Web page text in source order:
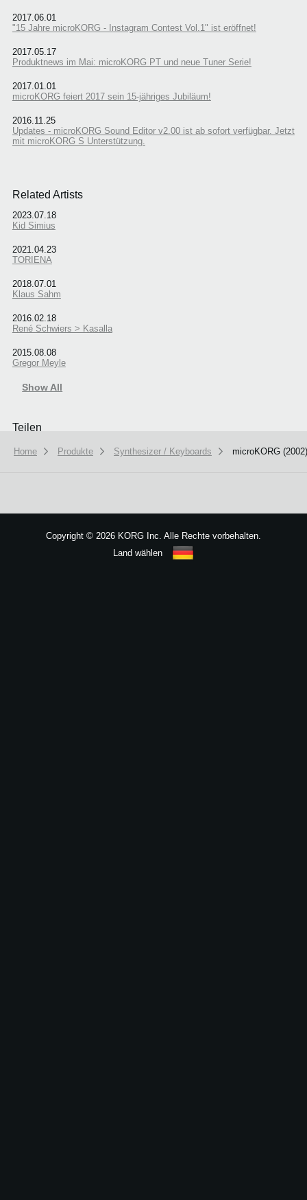
2017.06.01
"15 Jahre microKORG - Instagram Contest Vol.1" ist eröffnet!
2017.05.17
Produktnews im Mai: microKORG PT und neue Tuner Serie!
2017.01.01
microKORG feiert 2017 sein 15-jähriges Jubiläum!
2016.11.25
Updates - microKORG Sound Editor v2.00 ist ab sofort verfügbar. Jetzt
mit microKORG S Unterstützung.
Related Artists
2023.07.18
Kid Simius
2021.04.23
TORIENA
2018.07.01
Klaus Sahm
2016.02.18
René Schwiers > Kasalla
2015.08.08
Gregor Meyle
Show All
Teilen
Home Produkte Synthesizer / Keyboards microKORG (2002)
Copyright © 2026 KORG Inc. Alle Rechte vorbehalten.
Land wählen